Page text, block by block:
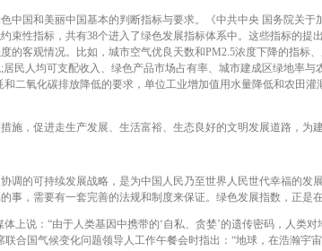
国和美丽中国基本的判断指标与要求。《中共中央 国务院关于
束性指标，共有38个进入了绿色发展指标体系中。这些指标的
的客观情况。比如，城市空气优良天数和PM2.5浓度下降的指标
民人均可支配收入、绿色产品市场占有率、城市建成区绿地率
二氧化碳排放降低的要求，单位工业增加值用水量降低和农田
，促进走生产发展、生活富裕、生态良好的文明发展道路，为
的可持续发展战略，是为中国人民乃至世界人民世代幸福的发
事，需要有一套完善的法规和制度来保证。绿色发展指数，正是
说：“由于人类基因中携带的‘自私、贪婪’的遗传密码，人类
联合国气候变化问题领导人工作午餐会时指出：“地球，在浩瀚